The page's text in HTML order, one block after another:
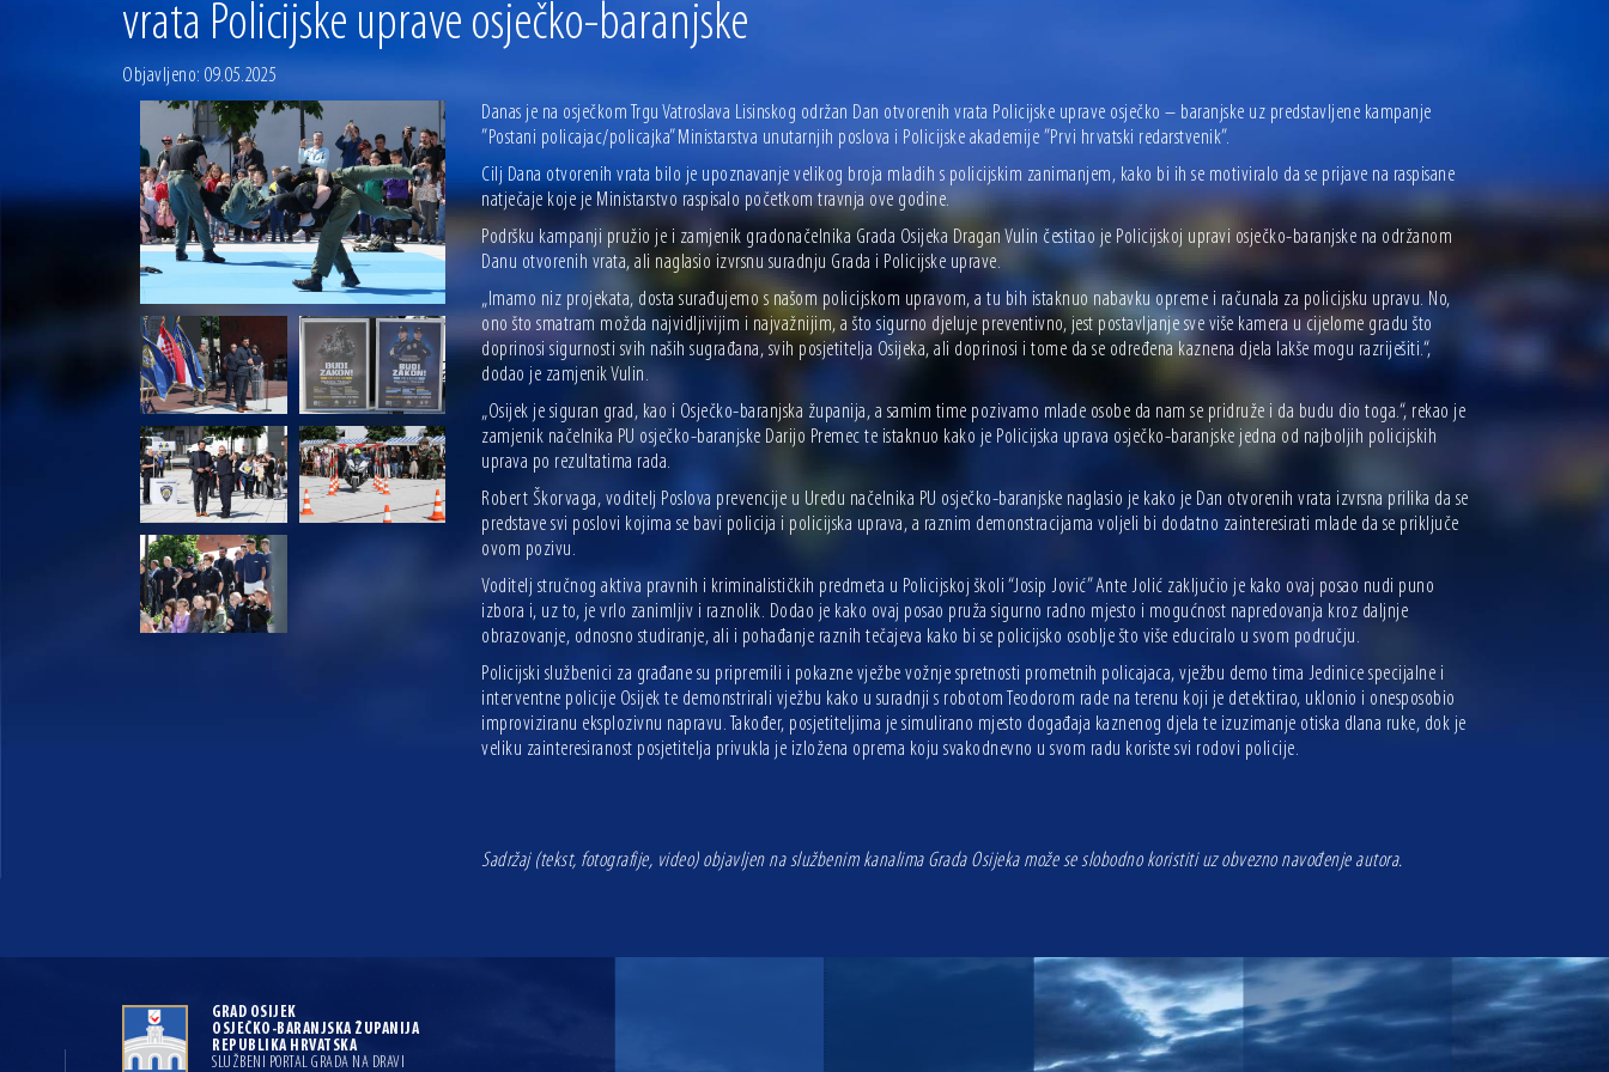
vrata Policijske uprave osječko-baranjske
Objavljeno: 09.05.2025
Danas je na osječkom Trgu Vatroslava Lisinskog održan Dan otvorenih vrata Policijske uprave osječko – baranjske uz predstavljene kampanje
”Postani policajac/policajka” Ministarstva unutarnjih poslova i Policijske akademije ”Prvi hrvatski redarstvenik”.
Cilj Dana otvorenih vrata bilo je upoznavanje velikog broja mladih s policijskim zanimanjem, kako bi ih se motiviralo da se prijave na raspisane
natječaje koje je Ministarstvo raspisalo početkom travnja ove godine.
Podršku kampanji pružio je i zamjenik gradonačelnika Grada Osijeka Dragan Vulin čestitao je Policijskoj upravi osječko-baranjske na održanom
Danu otvorenih vrata, ali naglasio izvrsnu suradnju Grada i Policijske uprave.
„Imamo niz projekata, dosta surađujemo s našom policijskom upravom, a tu bih istaknuo nabavku opreme i računala za policijsku upravu. No,
ono što smatram možda najvidljivijim i najvažnijim, a što sigurno djeluje preventivno, jest postavljanje sve više kamera u cijelome gradu što
doprinosi sigurnosti svih naših sugrađana, svih posjetitelja Osijeka, ali doprinosi i tome da se određena kaznena djela lakše mogu razriješiti.“,
dodao je zamjenik Vulin.
„Osijek je siguran grad, kao i Osječko-baranjska županija, a samim time pozivamo mlade osobe da nam se pridruže i da budu dio toga.“, rekao je
zamjenik načelnika PU osječko-baranjske Darijo Premec te istaknuo kako je Policijska uprava osječko-baranjske jedna od najboljih policijskih
uprava po rezultatima rada.
Robert Škorvaga, voditelj Poslova prevencije u Uredu načelnika PU osječko-baranjske naglasio je kako je Dan otvorenih vrata izvrsna prilika da se
predstave svi poslovi kojima se bavi policija i policijska uprava, a raznim demonstracijama voljeli bi dodatno zainteresirati mlade da se priključe
ovom pozivu.
Voditelj stručnog aktiva pravnih i kriminalističkih predmeta u Policijskoj školi “Josip Jović” Ante Jolić zaključio je kako ovaj posao nudi puno
izbora i, uz to, je vrlo zanimljiv i raznolik. Dodao je kako ovaj posao pruža sigurno radno mjesto i mogućnost napredovanja kroz daljnje
obrazovanje, odnosno studiranje, ali i pohađanje raznih tečajeva kako bi se policijsko osoblje što više educiralo u svom području.
Policijski službenici za građane su pripremili i pokazne vježbe vožnje spretnosti prometnih policajaca, vježbu demo tima Jedinice specijalne i
interventne policije Osijek te demonstrirali vježbu kako u suradnji s robotom Teodorom rade na terenu koji je detektirao, uklonio i onesposobio
improviziranu eksplozivnu napravu. Također, posjetiteljima je simulirano mjesto događaja kaznenog djela te izuzimanje otiska dlana ruke, dok je
veliku zainteresiranost posjetitelja privukla je izložena oprema koju svakodnevno u svom radu koriste svi rodovi policije.
Sadržaj (tekst, fotografije, video) objavljen na službenim kanalima Grada Osijeka može se slobodno koristiti uz obvezno navođenje autora.
GRAD OSIJEK
OSJEČKO-BARANJSKA ŽUPANIJA
REPUBLIKA HRVATSKA
SLUŽBENI PORTAL GRADA NA DRAVI